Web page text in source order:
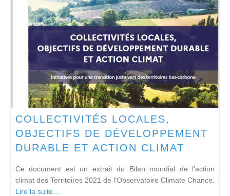
COLLECTIVITÉS LOCALES,
OBJECTIFS DE DÉVELOPPEMENT
DURABLE ET ACTION CLIMAT
Ce document est un extrait du Bilan mondial de l’action
climat des Territoires 2021 de l’Observatoire Climate Chance.
Lire la suite...